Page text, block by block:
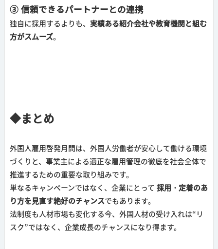
③ 信頼できるパートナーとの連携
独自に採用するよりも、 実績ある紹介会社や教育機関と組む
方がスムーズ。
◆まとめ
外国人雇用啓発月間は、外国人労働者が安心して働ける環境
づくりと、事業主による適正な雇用管理の徹底を社会全体で
推進するための重要な取り組みです。
単なるキャンペーンではなく、企業にとって 採用・定着のあ
り方を見直す絶好のチャンス でもあります。
法制度も人材市場も変化する今、外国人材の受け入れは“リ
スク”ではなく、企業成長のチャンスになり得ます。